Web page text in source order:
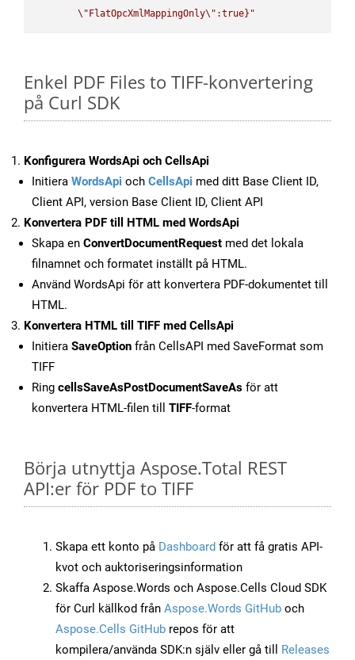
\" FlatOpcXmlMappingOnly\" :true}"
Enkel PDF Files to TIFF-konvertering
på Curl SDK
Konfigurera WordsApi och CellsApi
Initiera WordsApi och CellsApi med ditt Base Client ID,
Client API, version Base Client ID, Client API
Konvertera PDF till HTML med WordsApi
Skapa en ConvertDocumentRequest med det lokala
filnamnet och formatet inställt på HTML.
Använd WordsApi för att konvertera PDF-dokumentet till
HTML.
Konvertera HTML till TIFF med CellsApi
Initiera SaveOption från CellsAPI med SaveFormat som
TIFF
Ring cellsSaveAsPostDocumentSaveAs för att
konvertera HTML-filen till TIFF-format
Börja utnyttja Aspose.Total REST
API:er för PDF to TIFF
Skapa ett konto på Dashboard för att få gratis API-
kvot och auktoriseringsinformation
Skaffa Aspose.Words och Aspose.Cells Cloud SDK
för Curl källkod från Aspose.Words GitHub och
Aspose.Cells GitHub repos för att
kompilera/använda SDK:n själv eller gå till Releases